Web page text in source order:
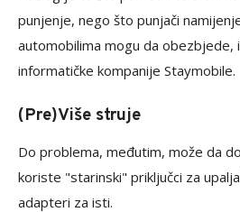
punjenje, nego što punjači
automobilima mogu da obezbjede,
informatičke kompanije Staymobile.
(Pre)Više struje
Do problema, međutim, može da
koriste "starinski" priključci za
adapteri za isti.